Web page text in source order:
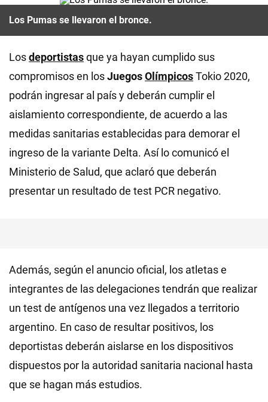
Los Pumas se llevaron el bronce.
Losdeportistasque ya hayan cumplido sus
compromisos en losJuegosOlímpicosTokio 2020,
podrán ingresar al país y deberán cumplir el
aislamiento correspondiente, de acuerdo a las
medidas sanitarias establecidas para demorar el
ingreso de la variante Delta. Así lo comunicó el
Ministerio de Salud, que aclaró que deberán
presentar un resultado de test PCR negativo.
Además, según el anuncio oficial, los atletas e
integrantes de las delegaciones tendrán que realizar
un test de antígenos una vez llegados a territorio
argentino. En caso de resultar positivos, los
deportistas deberán aislarse en los dispositivos
dispuestos por la autoridad sanitaria nacional hasta
que se hagan más estudios.